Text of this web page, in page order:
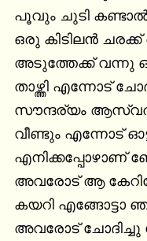
പൂവും ചുടി
ഒരു കിടിലൻ
അടുത്തേക്ക് വന്നു
താഴ്ത്തി എന്നോട്
സൗന്ദര്യം
വീണ്ടും എന്നോട്
എനിക്കപ്പോഴാണ്
അവരോട് ആ
കയറി എങ്ങോട്ടാ
അവരോട് ചോദിച്ചു